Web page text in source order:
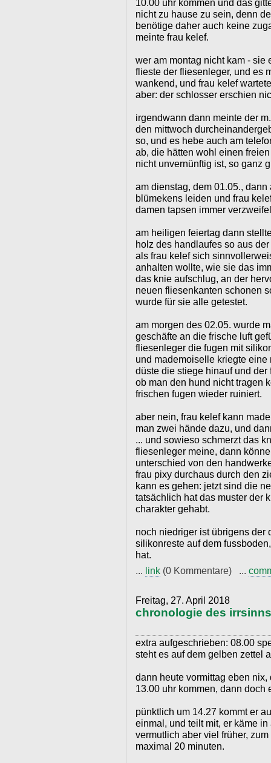
10.00 uhr kommen und das
nicht zu hause zu sein, denn
benötige daher auch keine
meinte frau kelef.
wer am montag nicht kam - sie
flieste der fliesenleger, und es
wankend, und frau kelef
aber: der schlosser erschien
irgendwann dann meinte der
den mittwoch
so, und es hebe auch am
ab, die hätten wohl einen
nicht unvernünftig ist, so ganz
am dienstag, dem 01.05.,
blümekens leiden und frau
damen tapsen immer
am heiligen feiertag dann
holz des handlaufes so aus
als frau kelef sich
anhalten wollte, wie sie das
das knie aufschlug, an der
neuen fliesenkanten schonen
wurde für sie alle getestet.
am morgen des 02.05. wurde
geschäfte an die frische luft
fliesenleger die fugen mit
und mademoiselle kriegte
düste die stiege hinauf und
ob man den hund nicht tragen
frischen fugen wieder ruiniert.
aber nein, frau kelef kann
man zwei hände dazu, und
... und sowieso schmerzt das
fliesenleger meine, dann
unterschied von den
frau pixy durchaus durch den
kann es gehen: jetzt sind die
tatsächlich hat das muster der
charakter gehabt.
noch niedriger ist übrigens der
silikonreste auf dem
hat.
... link (0 Kommentare) ...
Freitag, 27. April 2018
chronologie des irrsinns
extra aufgeschrieben: 08.00
steht es auf dem gelben zettel
dann heute vormittag eben
13.00 uhr kommen, dann
pünktlich um 14.27 kommt er
einmal, und teilt mit, er käme
vermutlich aber viel früher,
maximal 20 minuten.